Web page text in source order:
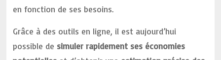
en fonction de ses besoins.
Grâce à des outils en ligne, il est aujourd’hui
possible de simuler rapidement ses économies